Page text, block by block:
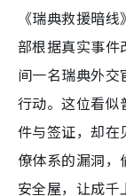
《瑞典救援暗
部根据真实事
间一名瑞典外
行动。这位看似
件与签证，却在
僚体系的漏洞
安全屋，让成